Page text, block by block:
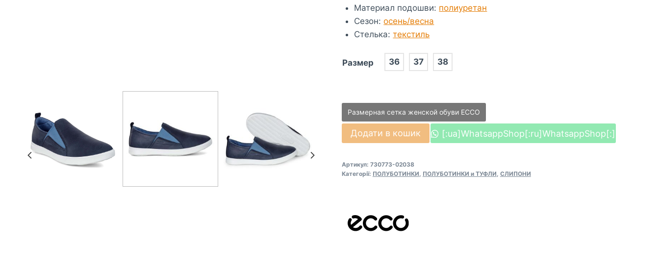
Материал подошви: полиуретан
Сезон:осень/весна
Стелька:текстиль
Размер 36 37 38
Размерная сетка женской обуви ECCO
Напівчеревики
ECCO
(730773-
Додати в кошик [:ua]WhatsappShop[:ru]WhatsappShop[:]
Артикул: 730773-02038
Категорії: ПОЛУБОТИНКИ, ПОЛУБОТИНКИ и ТУФЛИ, СЛИПОНИ